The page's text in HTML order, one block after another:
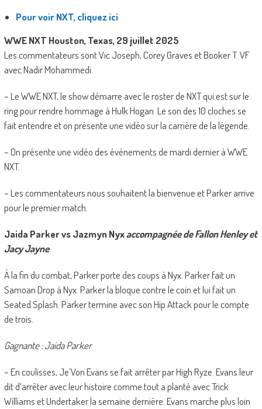
Pour voir NXT, cliquez ici
WWE NXT Houston, Texas, 29 juillet 2025
Les commentateurs sont Vic Joseph, Corey Graves et Booker T. VF
avec Nadir Mohammedi.
– Le WWE NXT, le show démarre avec le roster de NXT qui est sur le
ring pour rendre hommage à Hulk Hogan. Le son des 10 cloches se
fait entendre et on présente une vidéo sur la carrière de la légende.
– On présente une vidéo des événements de mardi dernier à WWE
NXT.
– Les commentateurs nous souhaitent la bienvenue et Parker arrive
pour le premier match.
Jaida Parker vs Jazmyn Nyxaccompagnée de Fallon Henley et
Jacy Jayne
À la fin du combat, Parker porte des coups à Nyx. Parker fait un
Samoan Drop à Nyx. Parker la bloque contre le coin et lui fait un
Seated Splash. Parker termine avec son Hip Attack pour le compte
de trois.
Gagnante : Jaida Parker
– En coulisses, Je’Von Evans se fait arrêter par High Ryze. Evans leur
dit d’arrêter avec leur histoire comme tout a planté avec Trick
Williams et Undertaker la semaine dernière. Evans marche plus loin